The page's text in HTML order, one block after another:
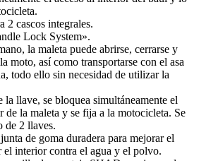
2 cascos integrales.
Lock System».
la maleta puede abrirse, cerrarse y
moto, así como transportarse con el asa
todo ello sin necesidad de utilizar la
la llave, se bloquea simultáneamente el
de la maleta y se fija a la motocicleta. Se
de 2 llaves.
de goma duradera para mejorar el
el interior contra el agua y el polvo.